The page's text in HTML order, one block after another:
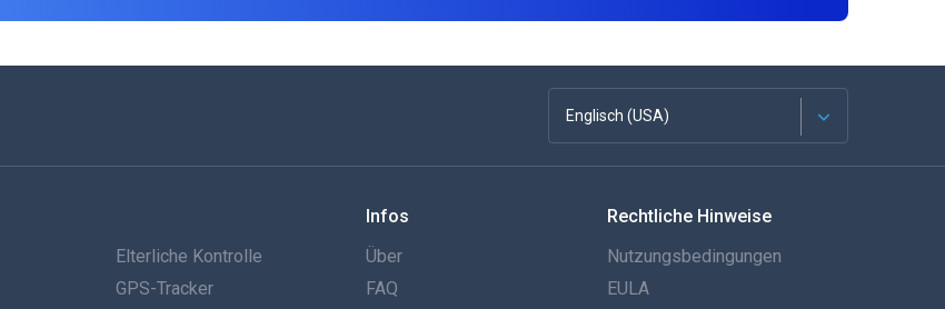
Englisch (USA)
Französisch
Español
Elterliche Kontrolle
GPS-Tracker
Infos
Über
FAQ
Rechtliche Hinweise
Nutzungsbedingungen
EULA